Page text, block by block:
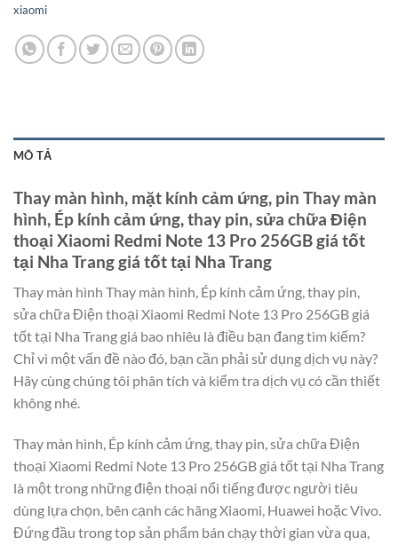
xiaomi
MÔ TẢ
Thay màn hình, mặt kính cảm ứng, pin Thay màn
hình, Ép kính cảm ứng, thay pin, sửa chữa Điện
thoại Xiaomi Redmi Note 13 Pro 256GB giá tốt
tại Nha Trang giá tốt tại Nha Trang
Thay màn hình Thay màn hình, Ép kính cảm ứng, thay pin,
sửa chữa Điện thoại Xiaomi Redmi Note 13 Pro 256GB giá
tốt tại Nha Trang giá bao nhiêu là điều bạn đang tìm kiếm?
Chỉ vì một vấn đề nào đó, bạn cần phải sử dụng dịch vụ này?
Hãy cùng chúng tôi phân tích và kiểm tra dịch vụ có cần thiết
không nhé.
Thay màn hình, Ép kính cảm ứng, thay pin, sửa chữa Điện
thoại Xiaomi Redmi Note 13 Pro 256GB giá tốt tại Nha Trang
là một trong những điện thoại nổi tiếng được người tiêu
dùng lựa chọn, bên cạnh các hãng Xiaomi, Huawei hoặc Vivo.
Đứng đầu trong top sản phẩm bán chạy thời gian vừa qua,